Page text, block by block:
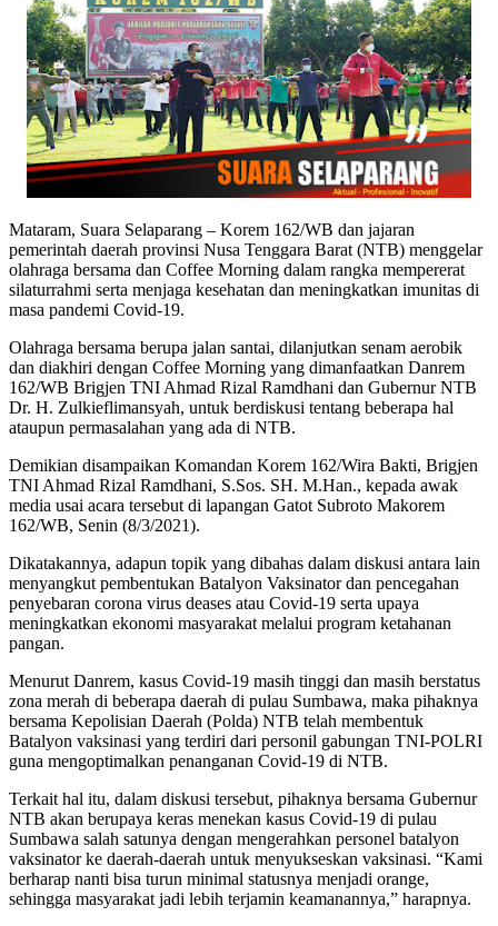
Mataram, Suara Selaparang – Korem 162/WB dan jajaran
pemerintah daerah provinsi Nusa Tenggara Barat (NTB) menggelar
olahraga bersama dan Coffee Morning dalam rangka mempererat
silaturrahmi serta menjaga kesehatan dan meningkatkan imunitas di
masa pandemi Covid-19.
Olahraga bersama berupa jalan santai, dilanjutkan senam aerobik
dan diakhiri dengan Coffee Morning yang dimanfaatkan Danrem
162/WB Brigjen TNI Ahmad Rizal Ramdhani dan Gubernur NTB
Dr. H. Zulkieflimansyah, untuk berdiskusi tentang beberapa hal
ataupun permasalahan yang ada di NTB.
Demikian disampaikan Komandan Korem 162/Wira Bakti, Brigjen
TNI Ahmad Rizal Ramdhani, S.Sos. SH. M.Han., kepada awak
media usai acara tersebut di lapangan Gatot Subroto Makorem
162/WB, Senin (8/3/2021).
Dikatakannya, adapun topik yang dibahas dalam diskusi antara lain
menyangkut pembentukan Batalyon Vaksinator dan pencegahan
penyebaran corona virus deases atau Covid-19 serta upaya
meningkatkan ekonomi masyarakat melalui program ketahanan
pangan.
Menurut Danrem, kasus Covid-19 masih tinggi dan masih berstatus
zona merah di beberapa daerah di pulau Sumbawa, maka pihaknya
bersama Kepolisian Daerah (Polda) NTB telah membentuk
Batalyon vaksinasi yang terdiri dari personil gabungan TNI-POLRI
guna mengoptimalkan penanganan Covid-19 di NTB.
Terkait hal itu, dalam diskusi tersebut, pihaknya bersama Gubernur
NTB akan berupaya keras menekan kasus Covid-19 di pulau
Sumbawa salah satunya dengan mengerahkan personel batalyon
vaksinator ke daerah-daerah untuk menyukseskan vaksinasi. “Kami
berharap nanti bisa turun minimal statusnya menjadi orange,
sehingga masyarakat jadi lebih terjamin keamanannya,” harapnya.